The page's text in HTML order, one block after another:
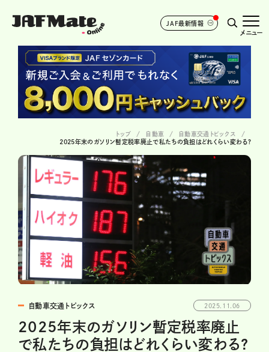
JAF最新情報
メニュー
トップ 自動車
自動車交通トピックス
2025年末のガソリン暫定税率廃止で私たちの負担はどれくらい変わる?
自動車交通トピックス 2025.11.06
2025年末のガソリン暫定税率廃止
で私たちの負担はどれくらい変わる?